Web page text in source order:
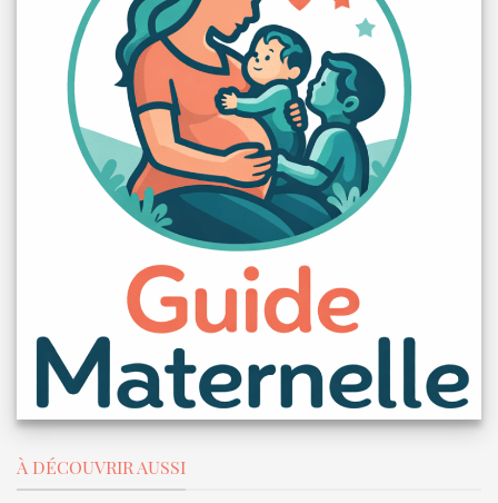
À DÉCOUVRIR AUSSI